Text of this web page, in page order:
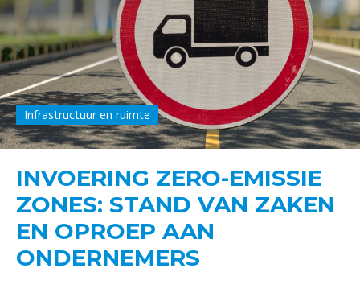
Infrastructuur en ruimte
INVOERING ZERO-EMISSIE
ZONES: STAND VAN ZAKEN
EN OPROEP AAN
ONDERNEMERS